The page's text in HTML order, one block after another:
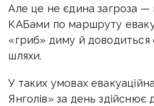
Але це не єдина загроза —
КАБами по маршруту
«гриб» диму й доводиться
шляхи.
У таких умовах
Янголів» за день здійснює